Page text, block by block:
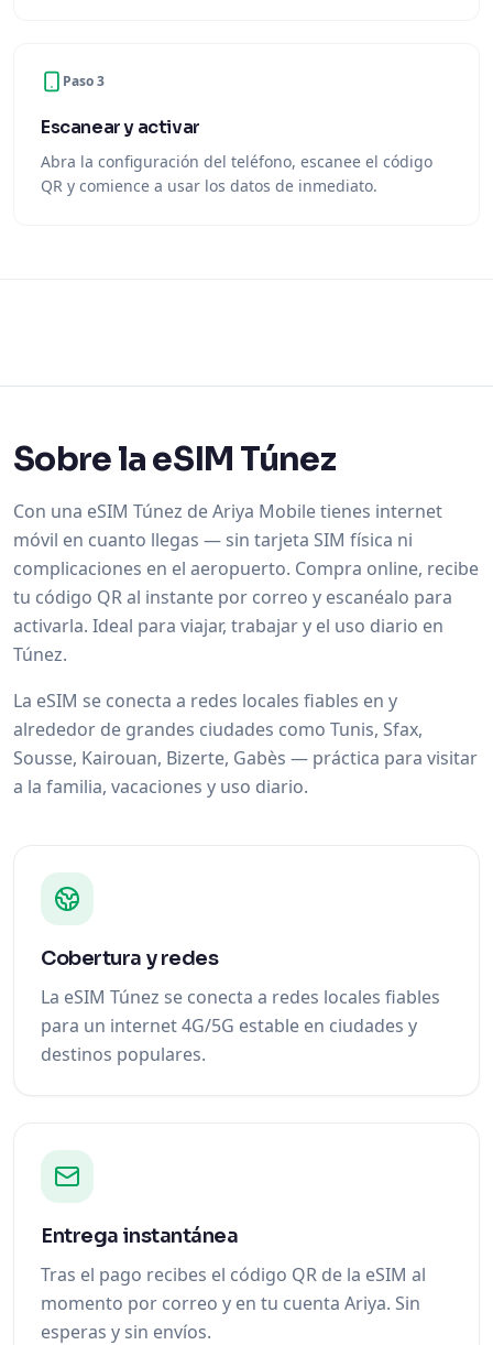
Paso 3
Escanear y activar
Abra la configuración del teléfono, escanee el código
QR y comience a usar los datos de inmediato.
Sobre la eSIM Túnez
Con una eSIM Túnez de Ariya Mobile tienes internet
móvil en cuanto llegas — sin tarjeta SIM física ni
complicaciones en el aeropuerto. Compra online, recibe
tu código QR al instante por correo y escanéalo para
activarla. Ideal para viajar, trabajar y el uso diario en
Túnez.
La eSIM se conecta a redes locales fiables en y
alrededor de grandes ciudades como Tunis, Sfax,
Sousse, Kairouan, Bizerte, Gabès — práctica para visitar
a la familia, vacaciones y uso diario.
Cobertura y redes
La eSIM Túnez se conecta a redes locales fiables
para un internet 4G/5G estable en ciudades y
destinos populares.
Entrega instantánea
Tras el pago recibes el código QR de la eSIM al
momento por correo y en tu cuenta Ariya. Sin
esperas y sin envíos.